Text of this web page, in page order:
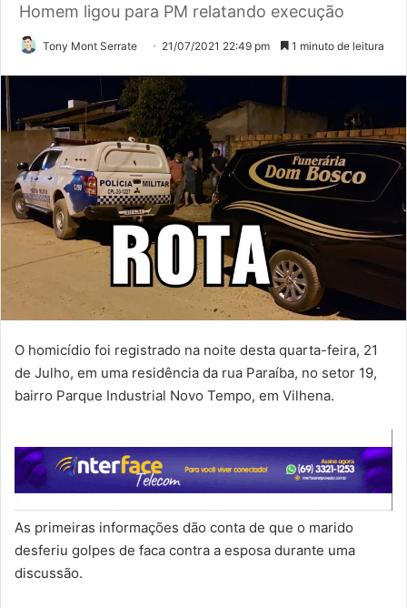
Homem ligou para PM relatando execução
Tony Mont Serrate 21/07/2021 22:49 pm 1 minuto de leitura
O homicídio foi registrado na noite desta quarta-feira, 21
de Julho, em uma residência da rua Paraíba, no setor 19,
bairro Parque Industrial Novo Tempo, em Vilhena.
As primeiras informações dão conta de que o marido
desferiu golpes de faca contra a esposa durante uma
discussão.